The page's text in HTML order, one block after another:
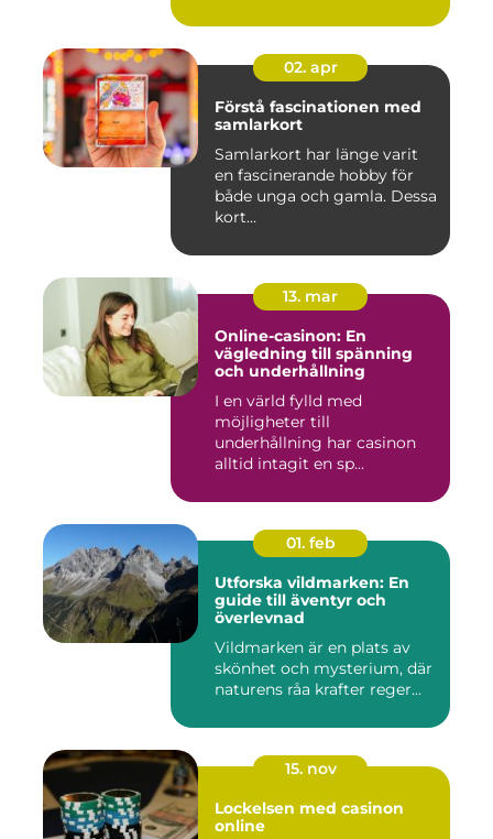
02. apr
Förstå fascinationen med
samlarkort
Samlarkort har länge varit
en fascinerande hobby för
både unga och gamla. Dessa
kort...
13. mar
Online-casinon: En
vägledning till spänning
och underhållning
I en värld fylld med
möjligheter till
underhållning har casinon
alltid intagit en sp...
01. feb
Utforska vildmarken: En
guide till äventyr och
överlevnad
Vildmarken är en plats av
skönhet och mysterium, där
naturens råa krafter reger...
15. nov
Lockelsen med casinon
online